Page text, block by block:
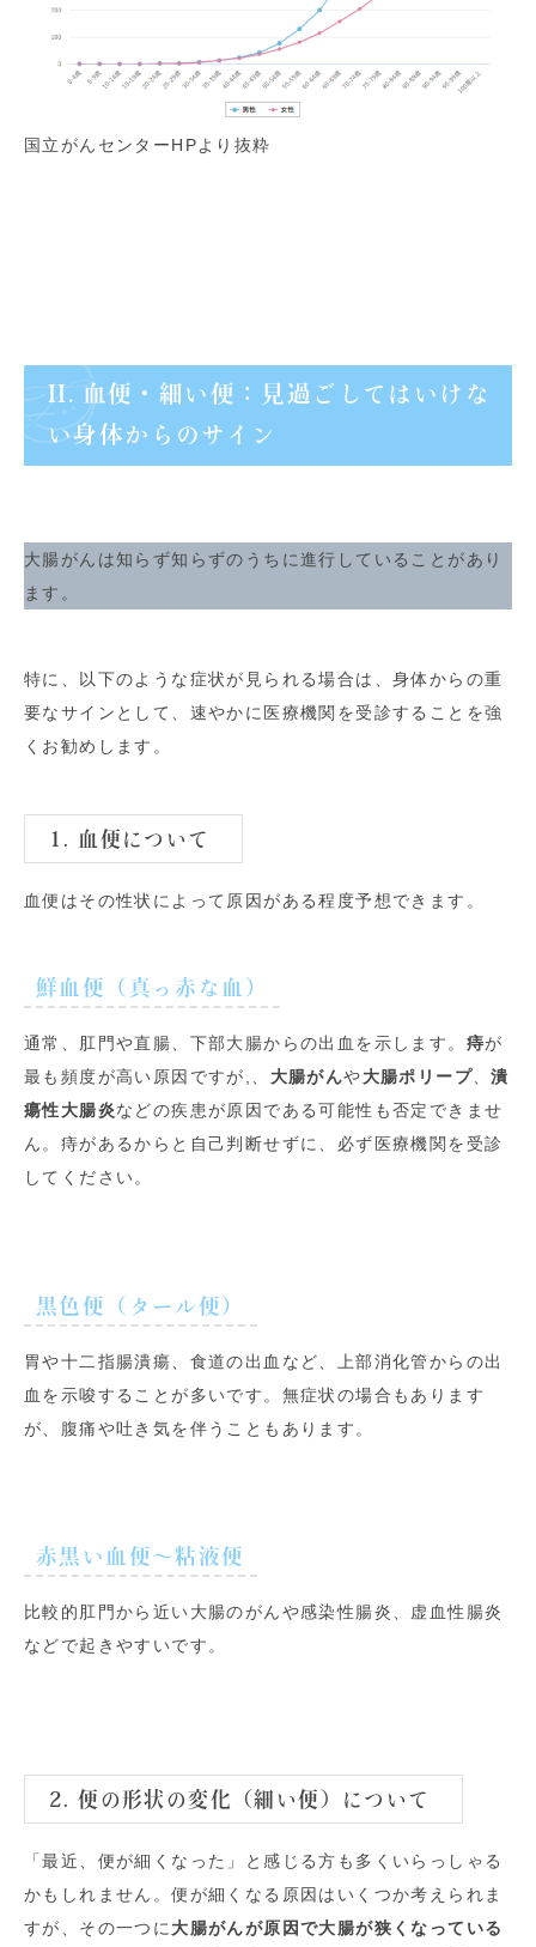
国立がんセンターHPより抜粋
II. 血便・細い便：見過ごしてはいけな
い身体からのサイン
大腸がんは知らず知らずのうちに進行していることがあり
ます。
特に、以下のような症状が見られる場合は、身体からの重
要なサインとして、速やかに医療機関を受診することを強
くお勧めします。
1. 血便について
血便はその性状によって原因がある程度予想できます。
鮮血便（真っ赤な血）
通常、肛門や直腸、下部大腸からの出血を示します。 痔が
最も頻度が高い原因ですが,、 大腸がんや大腸ポリープ 、潰
瘍性大腸炎などの疾患が原因である可能性も否定できませ
ん。痔があるからと自己判断せずに、必ず医療機関を受診
してください。
黒色便（タール便）
胃や十二指腸潰瘍、食道の出血など、上部消化管からの出
血を示唆することが多いです。無症状の場合もあります
が、腹痛や吐き気を伴うこともあります。
赤黒い血便〜粘液便
比較的肛門から近い大腸のがんや感染性腸炎、虚血性腸炎
などで起きやすいです。
2. 便の形状の変化（細い便）について
「最近、便が細くなった」と感じる方も多くいらっしゃる
かもしれません。便が細くなる原因はいくつか考えられま
すが、その一つに 大腸がんが原因で大腸が狭くなっている